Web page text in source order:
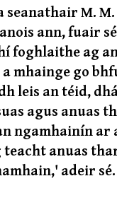
M.
ann, fuair
foghlaithe ag
mhainge go
leis an téid,
agus anuas
ngamhainín ar
teacht anuas
adeir